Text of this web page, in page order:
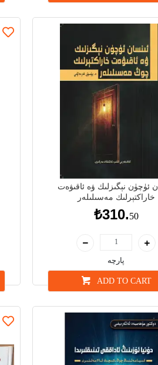
ئۈچۈن نېگىزلىك ۋە ئاقىۋەت
خاراكتېرلىك مەسىلىلەر
₺310.50
پارچە
ADD TO CART